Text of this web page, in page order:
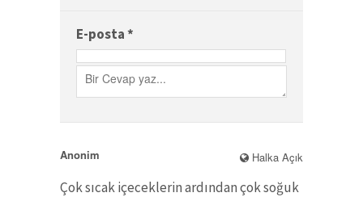
E-posta*
Halka Açık
Anonim
Çok sıcak içeceklerin ardından çok soğuk